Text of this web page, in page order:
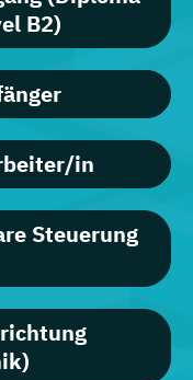
B2)
in
Steuerung